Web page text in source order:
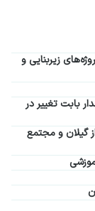
زیربنایی و
بابت تغییر در
گیلان و مجتمع